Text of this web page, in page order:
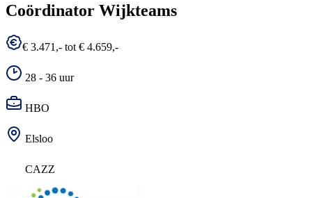
Coördinator Wijkteams
€ 3.471,- tot € 4.659,-
28 - 36 uur
HBO
Elsloo
CAZZ